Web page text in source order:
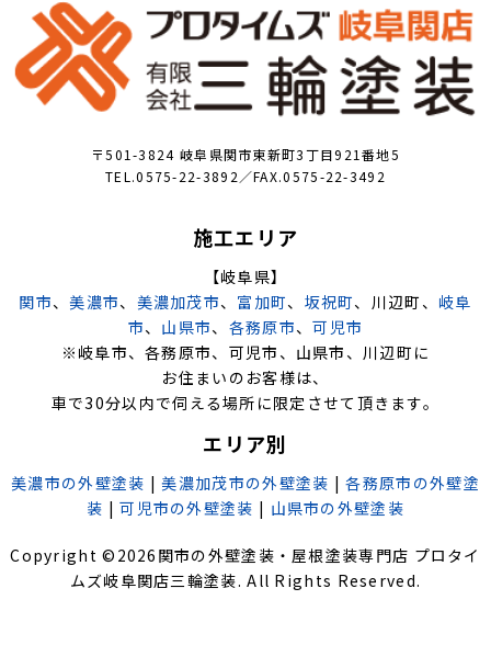
〒501-3824 岐阜県関市東新町3丁目921番地5
TEL.0575-22-3892／FAX.0575-22-3492
施工エリア
【岐阜県】
関市、美濃市、 美濃加茂市、 富加町、 坂祝町、川辺町、 岐阜
市、 山県市、 各務原市、可児市
※岐阜市、各務原市、可児市、山県市、川辺町に
お住まいのお客様は、
車で30分以内で伺える場所に限定させて頂きます。
エリア別
美濃市の外壁塗装 |美濃加茂市の外壁塗装 |各務原市の外壁塗
装 |可児市の外壁塗装 | 山県市の外壁塗装
Copyright © 2026 関市の外壁塗装・屋根塗装専門店 プロタイ
ムズ岐阜関店三輪塗装. All Rights Reserved.